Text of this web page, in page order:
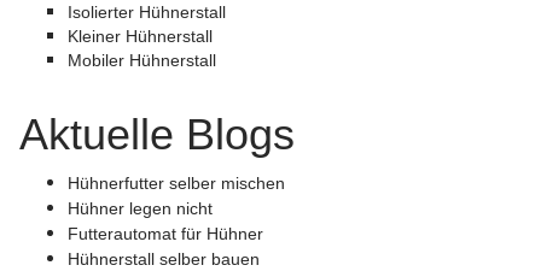
Isolierter Hühnerstall
Kleiner Hühnerstall
Mobiler Hühnerstall
Aktuelle Blogs
Hühnerfutter selber mischen
Hühner legen nicht
Futterautomat für Hühner
Hühnerstall selber bauen